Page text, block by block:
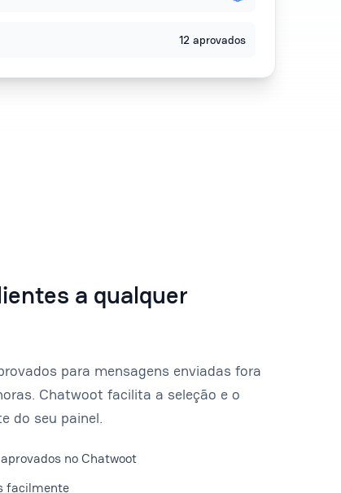
12 aprovados
a qualquer
para mensagens enviadas fora
Chatwoot facilita a seleção e o
do seu painel.
no Chatwoot
facilmente